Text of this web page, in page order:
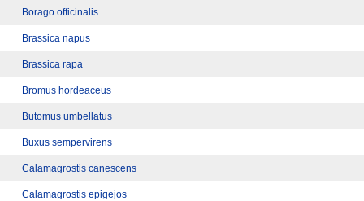
Borago officinalis
Brassica napus
Brassica rapa
Bromus hordeaceus
Butomus umbellatus
Buxus sempervirens
Calamagrostis canescens
Calamagrostis epigejos